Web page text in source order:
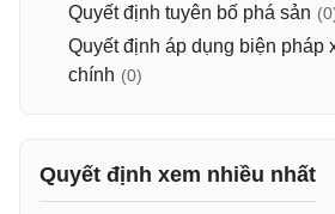
Quyết định tuyên bố phá sản
Quyết định áp dụng biện pháp
chính (0)
Quyết định xem nhiều nhất